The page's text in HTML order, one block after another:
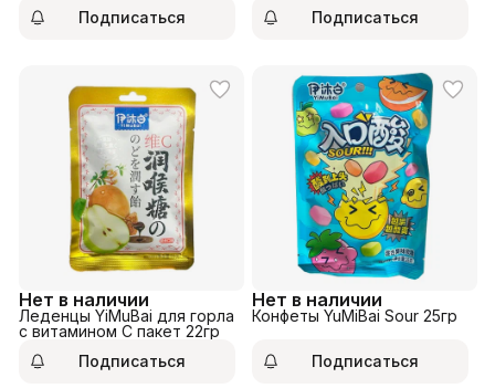
Подписаться
Подписаться
Нет в наличии
Леденцы YiMuBai для горла
с витамином С пакет 22гр
Подписаться
Нет в наличии
Конфеты YuMiBai Sour 25гр
Подписаться